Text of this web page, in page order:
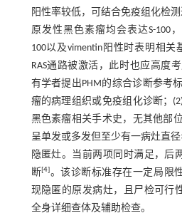
阳性率较低，可结合免疫组化检
原发性黑色素瘤均会表达S-100，
100以及vimentin阳性时表明相关
RAS通路被激活，此时也应高度
有学者提出PHM的综合诊断参考
瘤的病理组织或免疫组化诊断；
黑色素瘤相关手术史，无其他部
呈单发或多发但至少有一病灶直径
隐匿灶。当前两项同时满足，后
断[4]。该诊断标准存在一定局限
现隐匿的原发病灶，且尸检可行
全身详细查体及辅助检查。